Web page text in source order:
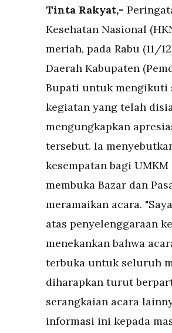
Tinta Rakyat,-
Kesehatan Nasional
meriah, pada Rabu (11/
Daerah Kabupaten
Bupati untuk mengikuti
kegiatan yang telah
mengungkapkan
tersebut. Ia
kesempatan bagi
membuka Bazar dan
meramaikan acara.
atas penyelenggaraan
menekankan bahwa
terbuka untuk seluruh
diharapkan turut
serangkaian acara
informasi ini kepada